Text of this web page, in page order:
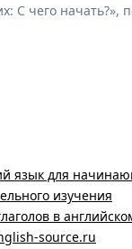
С чего начать?»,
язык для
изучения
в
source.ru